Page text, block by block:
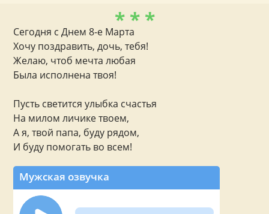
* * *
Сегодня с Днем 8-е Марта
Хочу поздравить, дочь, тебя!
Желаю, чтоб мечта любая
Была исполнена твоя!
Пусть светится улыбка счастья
На милом личике твоем,
А я, твой папа, буду рядом,
И буду помогать во всем!
Мужская озвучка